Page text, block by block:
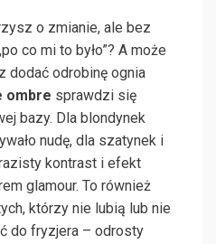
o zmianie, ale bez
co mi to było”? A może
dodać odrobinę ognia
ombre sprawdzi się
bazy. Dla blondynek
nudę, dla szatynek i
kontrast i efekt
glamour. To również
którzy nie lubią lub nie
do fryzjera – odrosty